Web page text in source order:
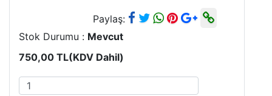
Paylaş:
Stok Durumu : Mevcut
750,00 TL(KDV Dahil)